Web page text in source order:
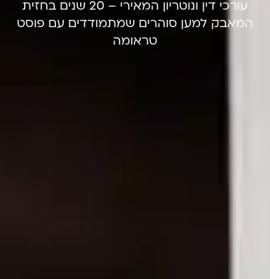
עורכי דין ונוטריון המאירי – 20 שנים בחזית
המאבק למען סוהרים שמתמודדים עם פוסט
טראומה